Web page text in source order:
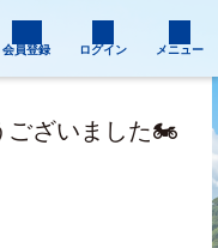
会員登録 ログイン メニュー
ございました🏍️